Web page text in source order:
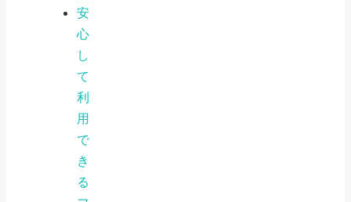
安
心
し
て
利
用
で
き
る